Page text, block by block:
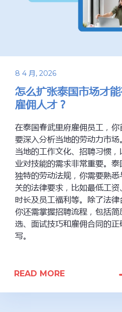
8 4 月, 2026
怎么扩张泰国市场才
雇佣人才？
在泰国春武里府雇佣员工，你
要深入分析当地的劳动力市场
当地的工作文化、招聘习惯，
业对技能的需求非常重要。泰
独特的劳动法规，你需要熟悉
关的法律要求，比如最低工资
时长及员工福利等。除了法律
你还需掌握招聘流程，包括简
选、面试技巧和雇佣合同的正
写。
READ MORE